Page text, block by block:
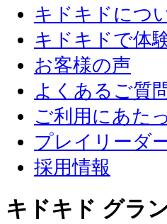
キドキドにつ
キドキドで体
お客様の声
よくあるご質
ご利用にあた
プレイリーダ
採用情報
キドキド グラ